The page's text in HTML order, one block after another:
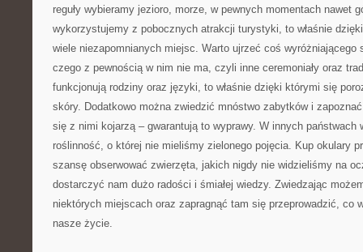
reguły wybieramy jezioro, morze, w pewnych momentach nawet
wykorzystujemy z pobocznych atrakcji turystyki, to właśnie
wiele niezapomnianych miejsc. Warto ujrzeć coś wyróżniającego
czego z pewnością w nim nie ma, czyli inne ceremoniały oraz
funkcjonują rodziny oraz języki, to właśnie dzięki którymi się
skóry. Dodatkowo można zwiedzić mnóstwo zabytków i
się z nimi kojarzą – gwarantują to wyprawy. W innych państwach
roślinność, o której nie mieliśmy zielonego pojęcia. Kup okulary
szansę obserwować zwierzęta, jakich nigdy nie widzieliśmy na
dostarczyć nam dużo radości i śmiałej wiedzy. Zwiedzając
niektórych miejscach oraz zapragnąć tam się przeprowadzić, co
nasze życie.